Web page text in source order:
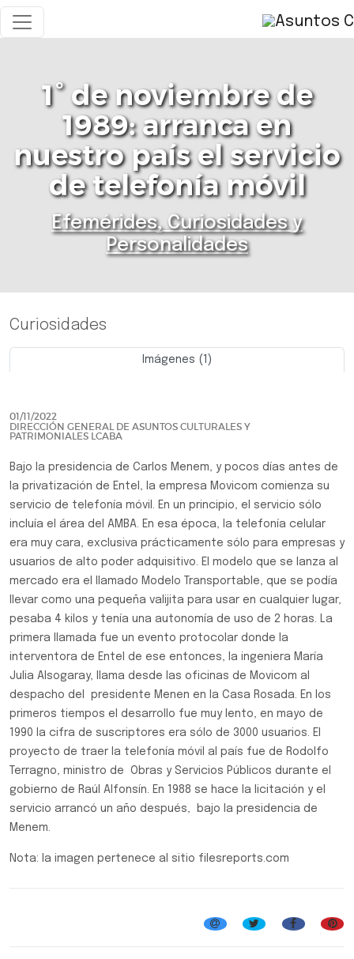
1° de noviembre de
1989: arranca en
nuestro país el servicio
de telefonía móvil
Efemérides, Curiosidades y
Personalidades
Curiosidades
Imágenes (1)
01/11/2022
DIRECCIÓN GENERAL DE ASUNTOS CULTURALES Y
PATRIMONIALES LCABA
Bajo la presidencia de Carlos Menem, y pocos días antes de
la privatización de Entel, la empresa Movicom comienza su
servicio de telefonía móvil. En un principio, el servicio sólo
incluía el área del AMBA. En esa época, la telefonía celular
era muy cara, exclusiva prácticamente sólo para empresas y
usuarios de alto poder adquisitivo. El modelo que se lanza al
mercado era el llamado Modelo Transportable, que se podía
llevar como una pequeña valijita para usar en cualquier lugar,
pesaba 4 kilos y tenía una autonomía de uso de 2 horas. La
primera llamada fue un evento protocolar donde la
interventora de Entel de ese entonces, la ingeniera María
Julia Alsogaray, llama desde las oficinas de Movicom al
despacho del presidente Menen en la Casa Rosada. En los
primeros tiempos el desarrollo fue muy lento, en mayo de
1990 la cifra de suscriptores era sólo de 3000 usuarios. El
proyecto de traer la telefonía móvil al país fue de Rodolfo
Terragno, ministro de Obras y Servicios Públicos durante el
gobierno de Raúl Alfonsín. En 1988 se hace la licitación y el
servicio arrancó un año después, bajo la presidencia de
Menem.
Nota: la imagen pertenece al sitio filesreports.com